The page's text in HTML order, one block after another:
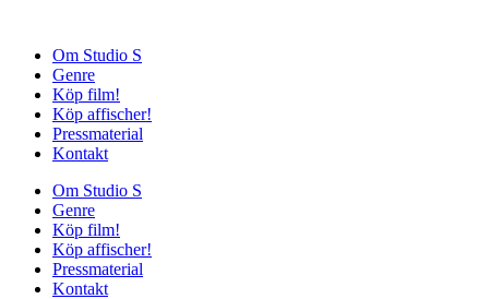
Om Studio S
Genre
Köp film!
Köp affischer!
Pressmaterial
Kontakt
Om Studio S
Genre
Köp film!
Köp affischer!
Pressmaterial
Kontakt